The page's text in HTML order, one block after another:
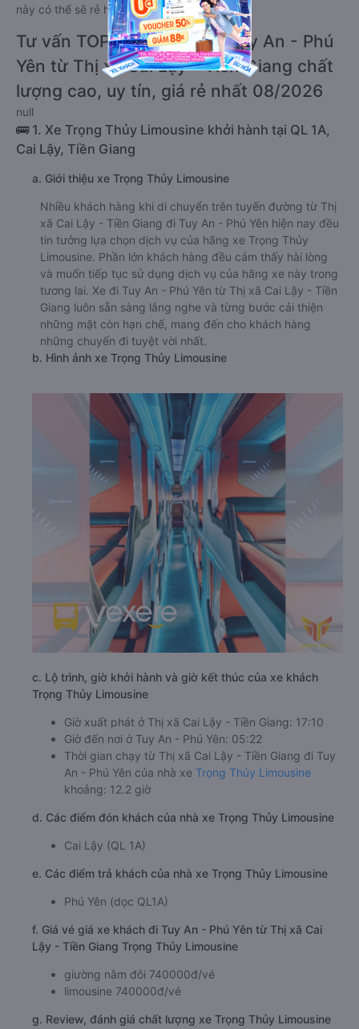
này có thể sẽ rẻ hơn.
Tư vấn TOP 3 xe khách đi Tuy An - Phú
Yên từ Thị xã Cai Lậy - Tiền Giang chất
lượng cao, uy tín, giá rẻ nhất 08/2026
null
🚌 1. Xe Trọng Thủy Limousine khởi hành tại QL 1A,
Cai Lậy, Tiền Giang
a. Giới thiệu xe Trọng Thủy Limousine
Nhiều khách hàng khi di chuyển trên tuyến đường từ Thị
xã Cai Lậy - Tiền Giang đi Tuy An - Phú Yên hiện nay đều
tin tưởng lựa chọn dịch vụ của hãng xe Trọng Thủy
Limousine. Phần lớn khách hàng đều cảm thấy hài lòng
và muốn tiếp tục sử dụng dịch vụ của hãng xe này trong
tương lai. Xe đi Tuy An - Phú Yên từ Thị xã Cai Lậy - Tiền
Giang luôn sẵn sàng lắng nghe và từng bước cải thiện
những mặt còn hạn chế, mang đến cho khách hàng
những chuyến đi tuyệt vời nhất.
b. Hình ảnh xe Trọng Thủy Limousine
c. Lộ trình, giờ khởi hành và giờ kết thúc của xe khách
Trọng Thủy Limousine
Giờ xuất phát ở Thị xã Cai Lậy - Tiền Giang: 17:10
Giờ đến nơi ở Tuy An - Phú Yên: 05:22
Thời gian chạy từ Thị xã Cai Lậy - Tiền Giang đi Tuy
An - Phú Yên của nhà xe Trọng Thủy Limousine
khoảng: 12.2 giờ
d. Các điểm đón khách của nhà xe Trọng Thủy Limousine
Cai Lậy (QL 1A)
e. Các điểm trả khách của nhà xe Trọng Thủy Limousine
Phú Yên (dọc QL1A)
f. Giá vé giá xe khách đi Tuy An - Phú Yên từ Thị xã Cai
Lậy - Tiền Giang Trọng Thủy Limousine
giường nằm đôi 740000đ/vé
limousine 740000đ/vé
g. Review, đánh giá chất lượng xe Trọng Thủy Limousine